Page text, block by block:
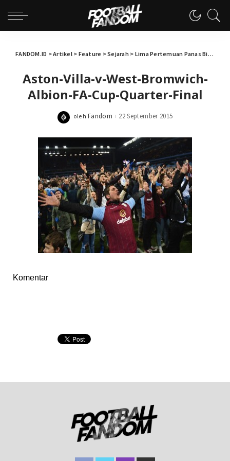
FANDOM.ID >Artikel> Feature >Sejarah> Lima Pertemuan Panas Birmingham City vs Aston Villa
Aston-Villa-v-West-Bromwich-
Albion-FA-Cup-Quarter-Final
Posted
oleh Fandom 22 September 2015
Komentar